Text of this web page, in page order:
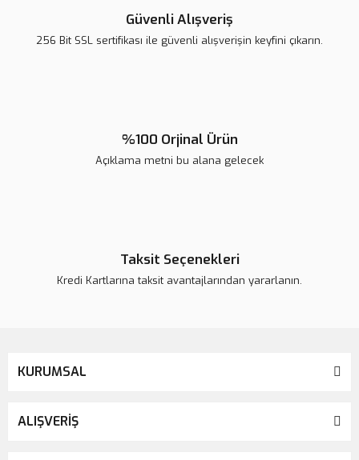
Güvenli Alışveriş
256 Bit SSL sertifikası ile güvenli alışverişin keyfini çıkarın.
%100 Orjinal Ürün
Açıklama metni bu alana gelecek
Taksit Seçenekleri
Kredi Kartlarına taksit avantajlarından yararlanın.
KURUMSAL
ALIŞVERİŞ